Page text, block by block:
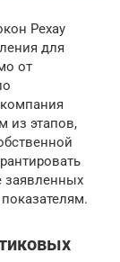
Рехау
для
от
из этапов,
заявленных